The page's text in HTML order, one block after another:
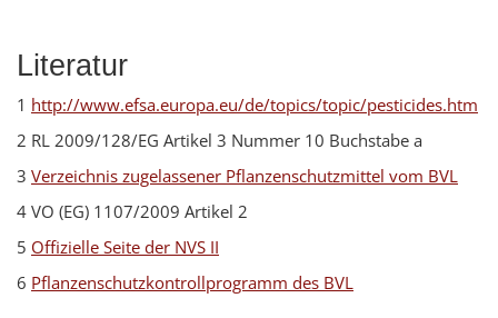
Literatur
1 http://www.efsa.europa.eu/de/topics/topic/pesticides.htm
2 RL 2009/128/EG Artikel 3 Nummer 10 Buchstabe a
3 Verzeichnis zugelassener Pflanzenschutzmittel vom BVL
4 VO (EG) 1107/2009 Artikel 2
5 Offizielle Seite der NVS II
6 Pflanzenschutzkontrollprogramm des BVL